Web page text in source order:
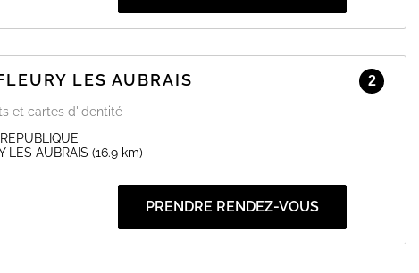
LES AUBRAIS 2
et cartes d'identité
LES AUBRAIS (16.9 km)
PRENDRE RENDEZ-VOUS